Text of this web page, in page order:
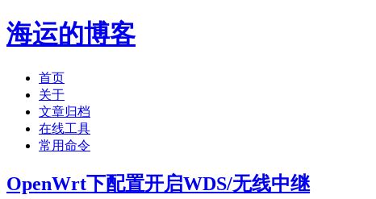
海运的博客
首页
关于
文章归档
在线工具
常用命令
OpenWrt下配置开启WDS/无线中继